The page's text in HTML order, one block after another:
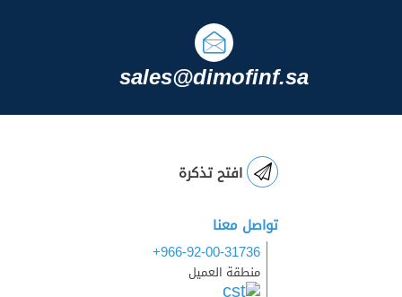
sales@dimofinf.sa
افتح تذكرة
تواصل معنا
+966-92-00-31736
منطقة العميل